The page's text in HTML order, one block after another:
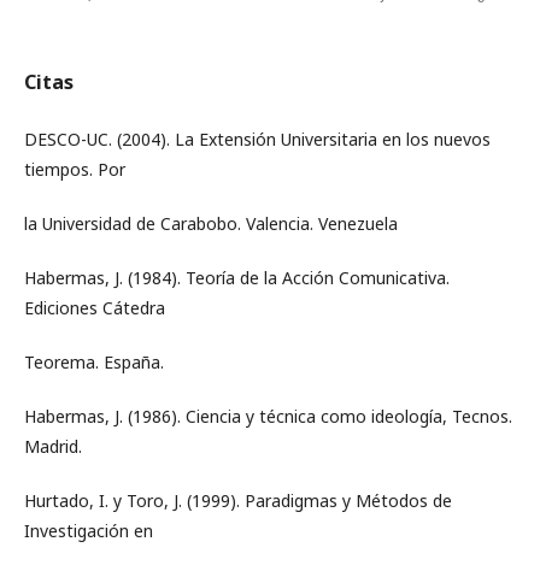
Citas
DESCO-UC. (2004). La Extensión Universitaria en los nuevos
tiempos. Por
la Universidad de Carabobo. Valencia. Venezuela
Habermas, J. (1984). Teoría de la Acción Comunicativa.
Ediciones Cátedra
Teorema. España.
Habermas, J. (1986). Ciencia y técnica como ideología, Tecnos.
Madrid.
Hurtado, I. y Toro, J. (1999). Paradigmas y Métodos de
Investigación en